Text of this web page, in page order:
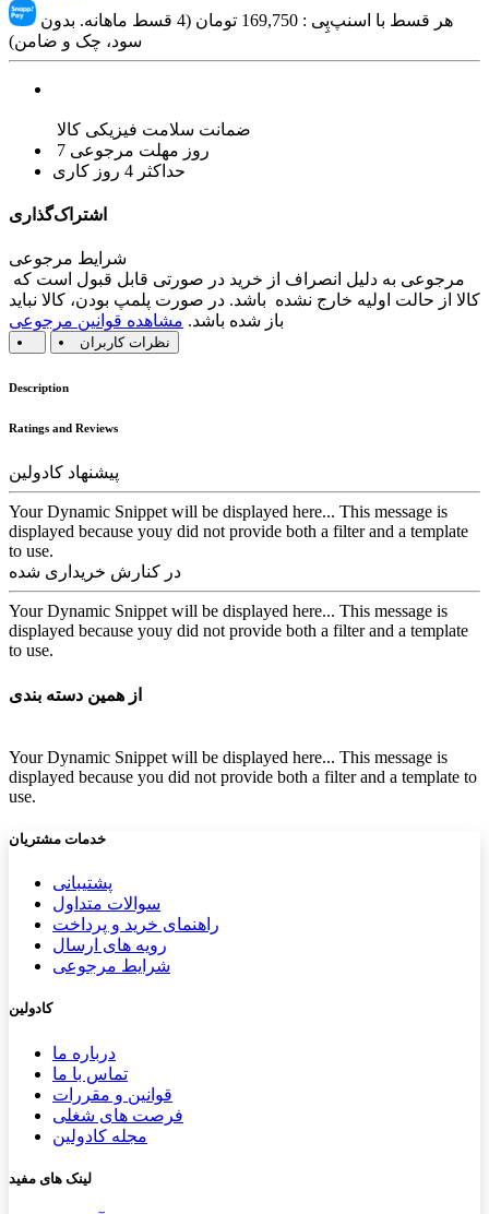
هر قسط با اسنپ‌پِی : 169,750
تومان (4 قسط ماهانه. بدون
سود، چک و ضامن)
ضمانت سلامت فیزیکی کالا
7 روز مهلت مرجوعی
حداکثر 4 روز کاری
اشتراک‌گذاری
شرایط مرجوعی
کالا از حالت اولیه خارج نشده باشد. در صورت پلمپ بودن، کالا نباید
باز شده باشد. مشاهده قوانین مرجوعی
نظرات کاربران
Description
Ratings and Reviews
پیشنهاد کادولین
Your Dynamic Snippet will be displayed here... This message is
displayed because youy did not provide both a filter and a template
to use.
در کنارش خریداری شده
Your Dynamic Snippet will be displayed here... This message is
displayed because youy did not provide both a filter and a template
to use.
از همین دسته بندی
Your Dynamic Snippet will be displayed here... This message is
displayed because you did not provide both a filter and a template to
use.
خدمات مشتریان
پشتیب​​انی
سوالات متداول
راهنمای خرید و پرداخت
رویه های ارسال
شرایط مرجوعی
کادولین
درباره ما
تماس با ما
قوانین و مقررات
فرصت های شغلی
مجله کادولین
لینک های مفید